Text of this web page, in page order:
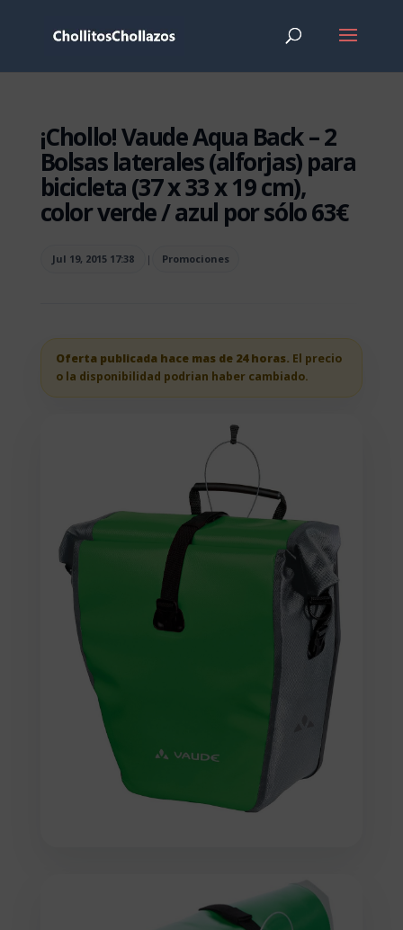
¡Chollo! Vaude Aqua Back – 2
Bolsas laterales (alforjas) para
bicicleta (37 x 33 x 19 cm),
color verde / azul por sólo 63€
Jul 19, 2015 17:38 | Promociones
Oferta publicada hace mas de 24 horas. El precio
o la disponibilidad podrian haber cambiado.